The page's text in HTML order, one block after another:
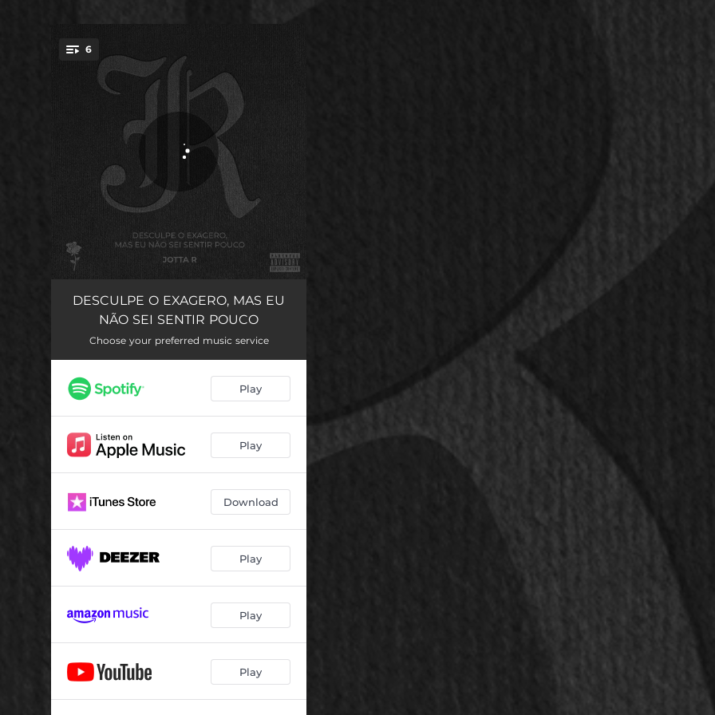
You're all set!
6
Enfeitiçou 02:10
Cena Real
Precipício 03:07
Insana
Amor Culposo 03:00
DESCULPE O EXAGERO, MAS EU
NÃO SEI SENTIR POUCO
Choose your preferred music service
Play
Play
Download
Play
Play
Play